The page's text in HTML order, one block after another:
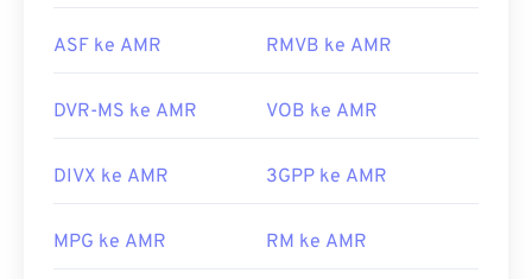
ASF ke AMR RMVB ke AMR
DVR-MS ke AMR VOB ke AMR
DIVX ke AMR 3GPP ke AMR
MPG ke AMR RM ke AMR